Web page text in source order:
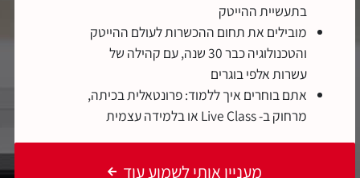
בתעשיית ההייטק
מובילים את תחום ההכשרות לעולם ההייטק
והטכנולוגיה כבר 30 שנה, עם קהילה של
עשרות אלפי בוגרים
אתם בוחרים איך ללמוד: פרונטאלית בכיתה,
מרחוק ב- Live Class או בלמידה עצמית
מעניין אותי לשמוע עוד